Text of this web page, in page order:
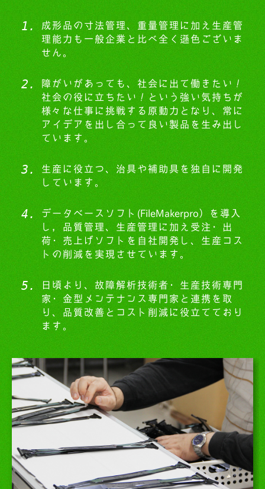
成形品の寸法管理、重量管理に加え生産管
理能力も一般企業と比べ全く遜色ございま
せん。
障がいがあっても、社会に出て働きたい！
社会の役に立ちたい！という強い気持ちが
様々な仕事に挑戦する原動力となり、常に
アイデアを出し合って良い製品を生み出し
ています。
生産に役立つ、治具や補助具を独自に開発
しています。
データベースソフト(FileMakerpro）を導入
し，品質管理、生産管理に加え受注・出
荷・売上げソフトを自社開発し、生産コス
トの削減を実現させています。
日頃より、故障解析技術者・生産技術専門
家・金型メンテナンス専門家と連携を取
り、品質改善とコスト削減に役立てており
ます。